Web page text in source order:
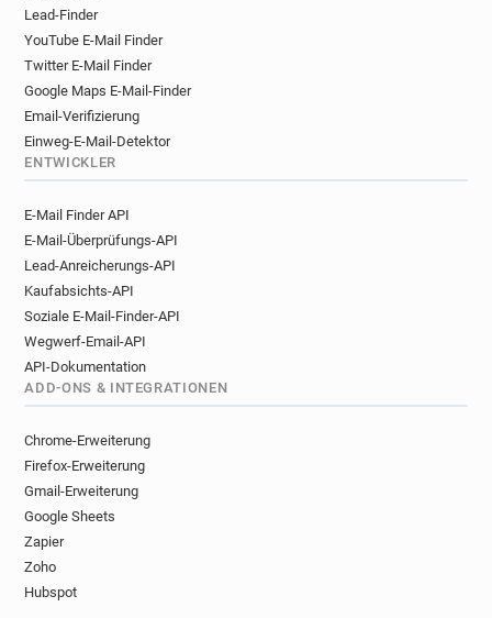
Lead-Finder
YouTube E-Mail Finder
Twitter E-Mail Finder
Google Maps E-Mail-Finder
Email-Verifizierung
Einweg-E-Mail-Detektor
ENTWICKLER
E-Mail Finder API
E-Mail-Überprüfungs-API
Lead-Anreicherungs-API
Kaufabsichts-API
Soziale E-Mail-Finder-API
Wegwerf-Email-API
API-Dokumentation
ADD-ONS & INTEGRATIONEN
Chrome-Erweiterung
Firefox-Erweiterung
Gmail-Erweiterung
Google Sheets
Zapier
Zoho
Hubspot